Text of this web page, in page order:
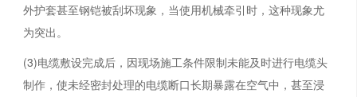
外护套甚至钢铠被刮坏现象，当使用机械牵引时，这种现象尤
为突出。
(3)电缆敷设完成后，因现场施工条件限制未能及时进行电缆头
制作，使未经密封处理的电缆断口长期暴露在空气中，甚至浸